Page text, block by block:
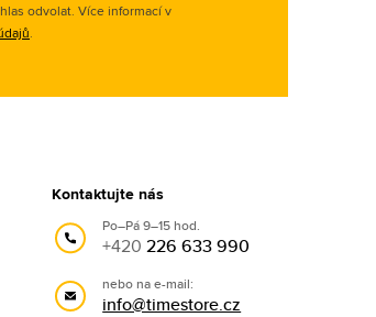
odvolat. Více informací v
.
Kontaktujte nás
Po–Pá 9–15 hod.
+420226 633 990
nebo na e-mail:
info@timestore.cz